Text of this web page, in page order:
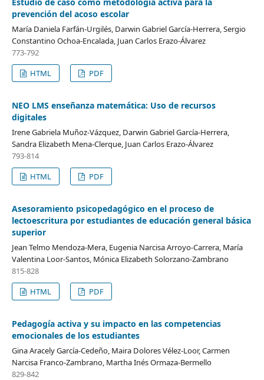
prevención del acoso escolar
María Daniela Farfán-Urgilés, Darwin Gabriel García-Herrera, Sergio
Constantino Ochoa-Encalada, Juan Carlos Erazo-Álvarez
773-792
HTML
PDF
NEO LMS enseñanza matemática: Uso de recursos
digitales
Irene Gabriela Muñoz-Vázquez, Darwin Gabriel García-Herrera,
Sandra Elizabeth Mena-Clerque, Juan Carlos Erazo-Álvarez
793-814
HTML
PDF
Asesoramiento psicopedagógico en el proceso de
lectoescritura por estudiantes de educación general básica
superior
Jean Telmo Mendoza-Mera, Eugenia Narcisa Arroyo-Carrera, María
Valentina Loor-Santos, Mónica Elizabeth Solorzano-Zambrano
815-828
HTML
PDF
Pedagogía activa y su impacto en las competencias
emocionales de los estudiantes
Gina Aracely García-Cedeño, Maira Dolores Vélez-Loor, Carmen
Narcisa Franco-Zambrano, Martha Inés Ormaza-Bermello
829-842